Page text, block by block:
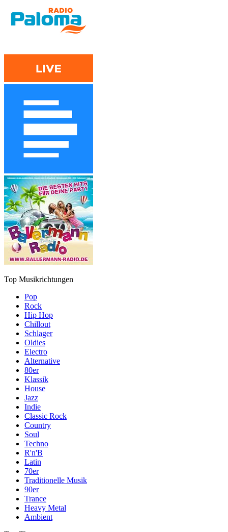
Top Musikrichtungen
Pop
Rock
Hip Hop
Chillout
Schlager
Oldies
Electro
Alternative
80er
Klassik
House
Jazz
Indie
Classic Rock
Country
Soul
Techno
R'n'B
Latin
70er
Traditionelle Musik
90er
Trance
Heavy Metal
Ambient